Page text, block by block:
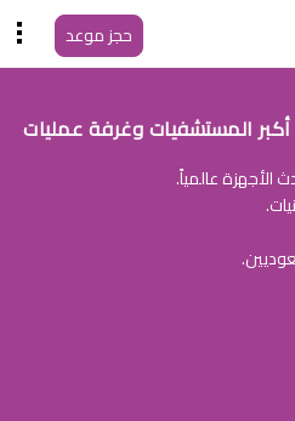
حجز موعد
المستشفيات وغرفة عمليات
الأجهزة عالمياً.